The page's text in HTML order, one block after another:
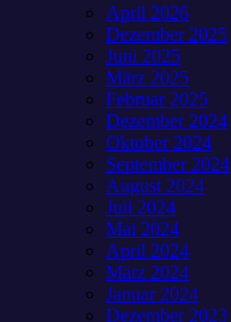
April 2026
Dezember 2025
Juni 2025
März 2025
Februar 2025
Dezember 2024
Oktober 2024
September 2024
August 2024
Juli 2024
Mai 2024
April 2024
März 2024
Januar 2024
Dezember 2023